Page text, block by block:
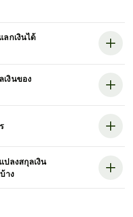
กเงินได้
เงินของ
ปลงสกุลเงิน
าง